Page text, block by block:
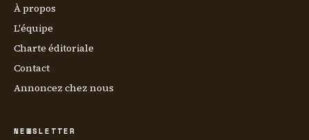
À propos
L'équipe
Charte éditoriale
Contact
Annoncez chez nous
NEWSLETTER